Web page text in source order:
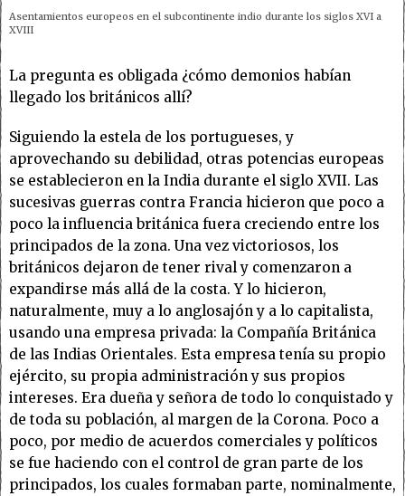
Asentamientos europeos en el subcontinente indio durante los siglos XVI a
XVIII
La pregunta es obligada ¿cómo demonios habían
llegado los británicos allí?
Siguiendo la estela de los portugueses, y
aprovechando su debilidad, otras potencias europeas
se establecieron en la India durante el siglo XVII. Las
sucesivas guerras contra Francia hicieron que poco a
poco la influencia británica fuera creciendo entre los
principados de la zona. Una vez victoriosos, los
británicos dejaron de tener rival y comenzaron a
expandirse más allá de la costa. Y lo hicieron,
naturalmente, muy a lo anglosajón y a lo capitalista,
usando una empresa privada: la Compañía Británica
de las Indias Orientales. Esta empresa tenía su propio
ejército, su propia administración y sus propios
intereses. Era dueña y señora de todo lo conquistado y
de toda su población, al margen de la Corona. Poco a
poco, por medio de acuerdos comerciales y políticos
se fue haciendo con el control de gran parte de los
principados, los cuales formaban parte, nominalmente,